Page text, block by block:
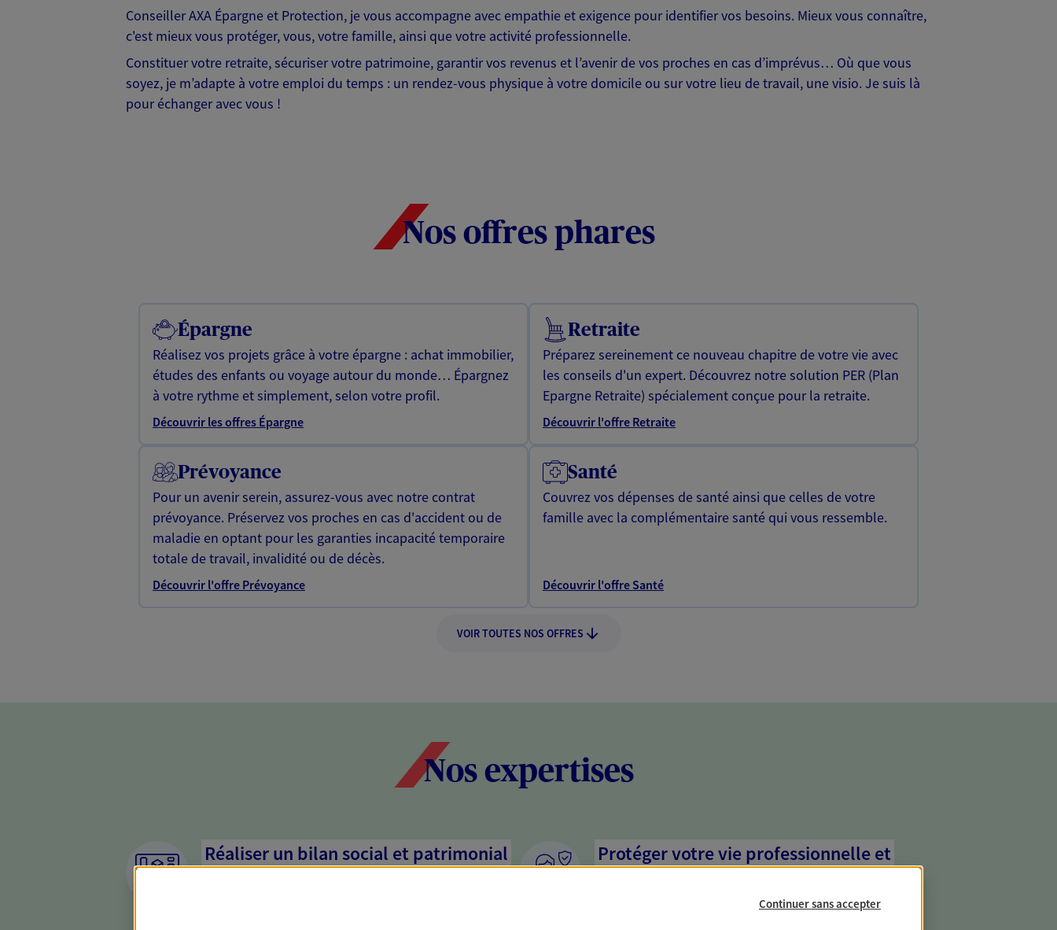
Conseiller AXA Épargne et Protection, je vous accompagne avec empathie et exigence pour identifier vos besoins. Mieux vous connaître,
c'est mieux vous protéger, vous, votre famille, ainsi que votre activité professionnelle.
Constituer votre retraite, sécuriser votre patrimoine, garantir vos revenus et l’avenir de vos proches en cas d’imprévus… Où que vous
soyez, je m’adapte à votre emploi du temps : un rendez-vous physique à votre domicile ou sur votre lieu de travail, une visio. Je suis là
pour échanger avec vous !
Nos offres phares
Épargne
Réalisez vos projets grâce à votre épargne : achat immobilier,
études des enfants ou voyage autour du monde… Épargnez
à votre rythme et simplement, selon votre profil.
Découvrir les offres Épargne
Retraite
Préparez sereinement ce nouveau chapitre de votre vie avec
les conseils d'un expert. Découvrez notre solution PER (Plan
Epargne Retraite) spécialement conçue pour la retraite.
Découvrir l'offre Retraite
Prévoyance
Pour un avenir serein, assurez-vous avec notre contrat
prévoyance. Préservez vos proches en cas d'accident ou de
maladie en optant pour les garanties incapacité temporaire
totale de travail, invalidité ou de décès.
Découvrir l'offre Prévoyance
Santé
Couvrez vos dépenses de santé ainsi que celles de votre
famille avec la complémentaire santé qui vous ressemble.
Découvrir l'offre Santé
VOIR TOUTES NOS OFFRES
Nos expertises
Réaliser un bilan social et patrimonial
Protéger votre vie professionnelle et
Nous sommes à votre écoute pour vous proposer des
Continuer sans accepter